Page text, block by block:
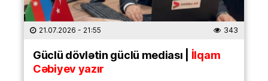
21.07.2026 - 21:55 343
Güclü dövlətin güclü mediası | İlqam
Cəbiyev yazır